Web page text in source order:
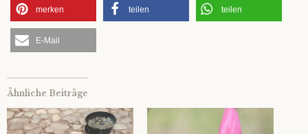
merken teilen teilen
E-Mail
Ähnliche Beiträge